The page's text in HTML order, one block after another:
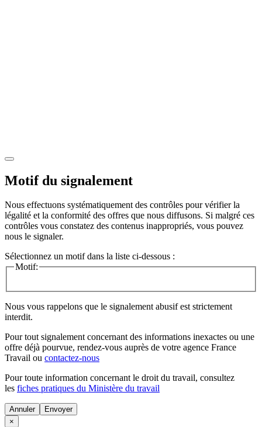
Motif du signalement
Nous effectuons systématiquement des contrôles pour vérifier la
légalité et la conformité des offres que nous diffusons. Si malgré ces
contrôles vous constatez des contenus inappropriés, vous pouvez
nous le signaler.
Sélectionnez un motif dans la liste ci-dessous :
Motif:
Nous vous rappelons que le signalement abusif est strictement
interdit.
Pour tout signalement concernant des informations inexactes ou une
offre déjà pourvue, rendez-vous auprès de votre agence France
Travail ou contactez-nous
Pour toute information concernant le droit du travail, consultez
les fiches pratiques du Ministère du travail
Annuler
×